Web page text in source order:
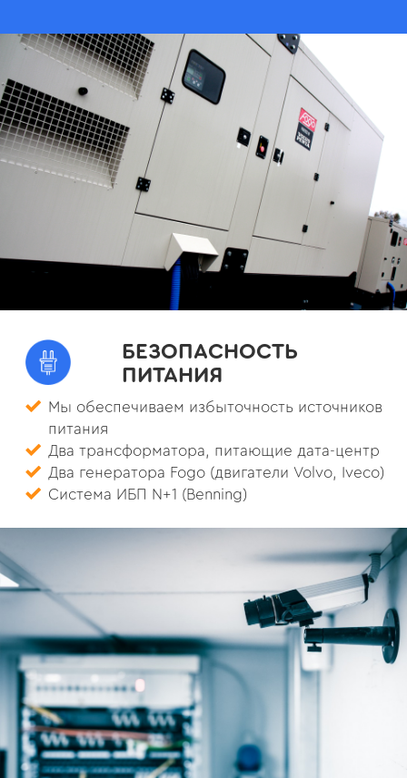
БЕЗОПАСНОСТЬ
ПИТАНИЯ
Мы обеспечиваем избыточность источников
питания
Два трансформатора, питающие дата-центр
Два генератора Fogo (двигатели Volvo, Iveco)
Система ИБП N+1 (Benning)